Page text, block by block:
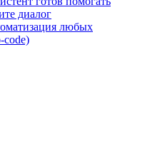
диалог
любых
code)